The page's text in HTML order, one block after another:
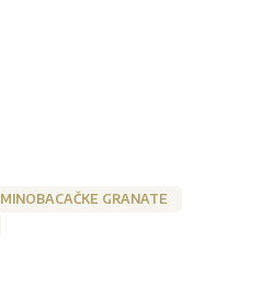
MINOBACAČKE GRANATE